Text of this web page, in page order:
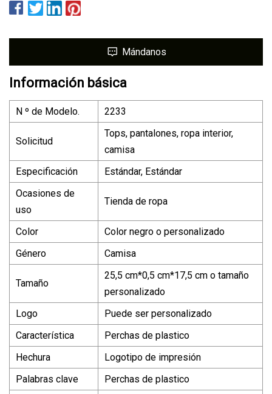
Mándanos
Información básica
N º de Modelo. 2233
Solicitud
Tops, pantalones, ropa interior,
camisa
Especificación
Estándar, Estándar
Ocasiones de
uso
Tienda de ropa
Color
Color negro o personalizado
Género
Camisa
Tamaño
25,5 cm*0,5 cm*17,5 cm o tamaño
personalizado
Logo
Puede ser personalizado
Característica
Perchas de plastico
Hechura
Logotipo de impresión
Palabras clave
Perchas de plastico